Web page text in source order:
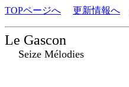
TOPページへ 更新情報へ
Le Gascon
Seize Mélodies